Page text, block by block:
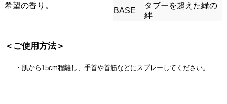
希望の香り。
BASE
タブーを超えた緑の
絆
＜ご使用方法＞
・肌から15cm程離し、手首や首筋などにスプレーしてください。